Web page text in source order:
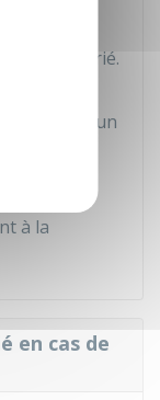
de
droits
€
par salarié.
à
prévoir un
financière
ce
salarié
à la
en cas de